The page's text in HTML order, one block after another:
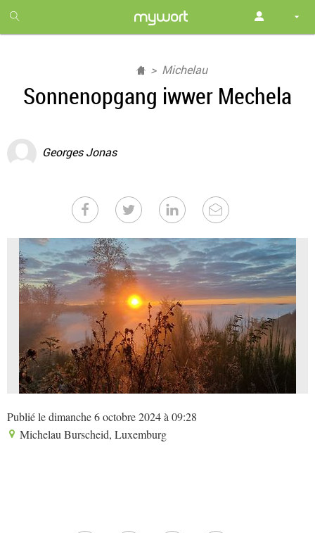
month
free
Michelau
Sonnenopgang iwwer Mechela
Georges Jonas
Publié le dimanche 6 octobre 2024 à 09:28
Michelau Burscheid, Luxemburg